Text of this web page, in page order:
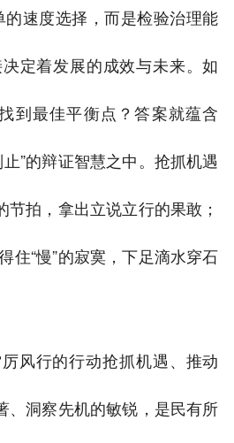
的速度选择，而是检验治理能
定着发展的成效与未来。如
到最佳平衡点？答案就蕴含
”的辩证智慧之中。抢抓机遇
节拍，拿出立说立行的果敢；
住“慢”的寂寞，下足滴水穿石
风行的行动抢抓机遇、推动
、洞察先机的敏锐，是民有所